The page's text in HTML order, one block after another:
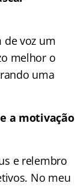
de voz um
melhor o
uma
a motivação
e relembro
No meu